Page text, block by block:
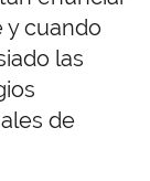
y cuando
las
de